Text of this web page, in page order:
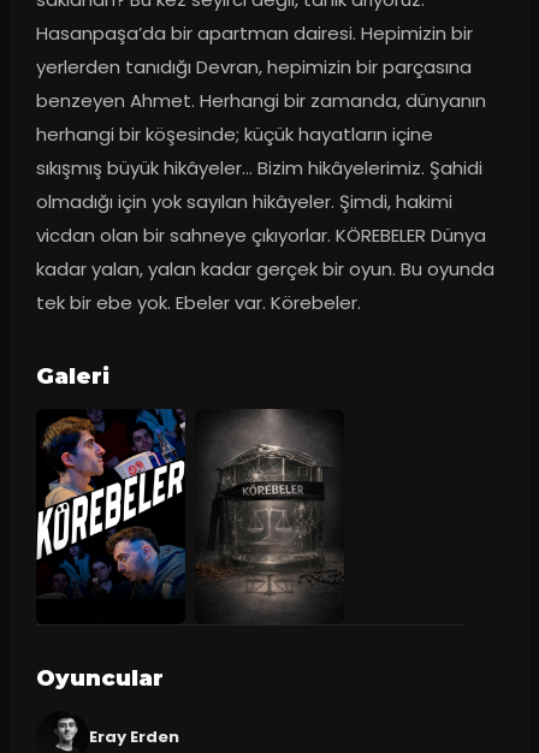
Hasanpaşa’da bir apartman dairesi. Hepimizin bir
yerlerden tanıdığı Devran, hepimizin bir parçasına
benzeyen Ahmet. Herhangi bir zamanda, dünyanın
herhangi bir köşesinde; küçük hayatların içine
sıkışmış büyük hikâyeler… Bizim hikâyelerimiz. Şahidi
olmadığı için yok sayılan hikâyeler. Şimdi, hakimi
vicdan olan bir sahneye çıkıyorlar. KÖREBELER Dünya
kadar yalan, yalan kadar gerçek bir oyun. Bu oyunda
tek bir ebe yok. Ebeler var. Körebeler.
Galeri
Oyuncular
Eray Erden